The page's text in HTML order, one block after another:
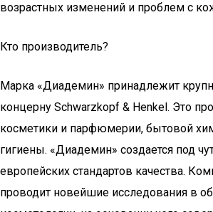
возрастных изменений и проблем с
Кто производитель?
Марка «Диадемин» принадлежит
концерну Schwarzkopf & Henkel. Это
косметики и парфюмерии, бытовой
гигиены. «Диадемин» создается под
европейских стандартов качества.
проводит новейшие исследования в